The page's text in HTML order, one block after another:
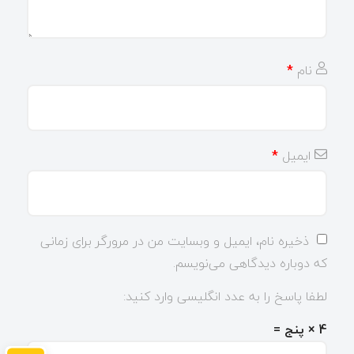
نام *
ایمیل *
ذخیره نام، ایمیل و وبسایت من در مرورگر برای زمانی
که دوباره دیدگاهی می‌نویسم.
لطفا پاسخ را به عدد انگلیسی وارد کنید:
4 × پنج =